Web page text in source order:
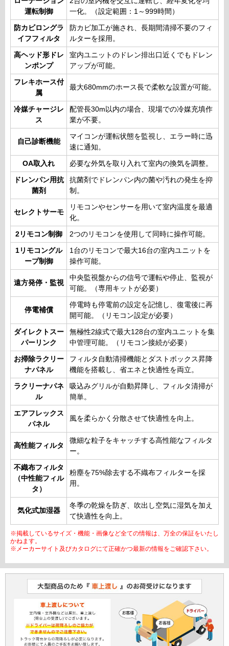
運転制御
一化。（設定範囲：1～999時間）
防カビロングラ
イフフィルタ
防カビ加工が施され、長期間清掃不要のフィ
ルターを採用。
高ヘッド形ドレ
ンポンプ
室内ユニットのドレン排出口近くでもドレン
アップが可能。
フレキホース付
属
最大680mmのホース長で柔軟な設置が可能。
冷媒チャージレ
ス
配管長30m以内の場合、現場での冷媒充填作
業が不要。
自己診断機能
マイコンが運転状態を監視し、エラー時に迅
速に通知。
OA取入れ 必要な外気を取り入れて室内の換気を調整。
ドレンパン用抗
菌剤
抗菌剤でドレンパン内の菌や汚れの発生を抑
制。
セレクトサーモ
リモコンやセンサーを用いて室内温度を最適
化。
2リモコン制御 2つのリモコンを使用して同時に操作可能。
1リモコングル
ープ制御
1台のリモコンで最大16台の室内ユニットを
操作可能。
遠方発停・監視
中央監視盤からの信号で運転や停止、監視が
可能。（専用キットが必要）
停電補償
停電時も停電前の設定を記憶し、復電後に再
開可能。（リモコン設定が必要）
ダイレクトスー
パーリンク
無極性2線式で最大128台の室内ユニットを集
中管理可能。（リモコン接続が必要）
お掃除ラクリー
ナパネル
フィルタ自動清掃機能とダストボックス昇降
機能を搭載し、省エネと快適性を両立。
ラクリーナパネ
ル
吸込みグリルが自動昇降し、フィルタ清掃が
簡単。
エアフレックス
パネル
風を柔らかく分散させて快適性を向上。
高性能フィルタ
微細な粒子をキャッチする高性能なフィルタ
ー。
不織布フィルタ
（中性能フィル
タ）
粉塵を75%除去する不織布フィルターを採
用。
気化式加湿器
冬季の乾燥を防ぎ、吹出し空気に湿気を加え
て快適性を向上。
※掲載しているサイズ・機能・画像など全ての情報は、万全の保証をいたし
かねます。
※メーカーサイト及びカタログにて正確かつ最新の情報をご確認下さい。